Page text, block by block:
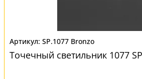
SP.1077 Bronzo
Точечный светильник 1077